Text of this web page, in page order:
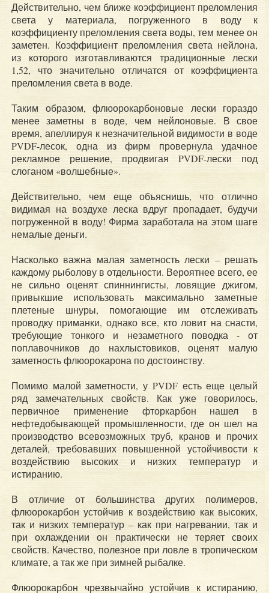
Действительно, чем ближе коэффициент преломления
света у материала, погруженного в воду к
коэффициенту преломления света воды, тем менее он
заметен. Коэффициент преломления света нейлона,
из которого изготавливаются традиционные лески
1,52, что значительно отличатся от коэффициента
преломления света в воде.
Таким образом, флюорокарбоновые лески гораздо
менее заметны в воде, чем нейлоновые. В свое
время, апеллируя к незначительной видимости в воде
PVDF-лесок, одна из фирм провернула удачное
рекламное решение, продвигая PVDF-лески под
слоганом «волшебные».
Действительно, чем еще объяснишь, что отлично
видимая на воздухе леска вдруг пропадает, будучи
погруженной в воду! Фирма заработала на этом шаге
немалые деньги.
Насколько важна малая заметность лески – решать
каждому рыболову в отдельности. Вероятнее всего, ее
не сильно оценят спиннингисты, ловящие джигом,
привыкшие использовать максимально заметные
плетеные шнуры, помогающие им отслеживать
проводку приманки, однако все, кто ловит на снасти,
требующие тонкого и незаметного поводка - от
поплавочников до нахлыстовиков, оценят малую
заметность флюорокарона по достоинству.
Помимо малой заметности, у PVDF есть еще целый
ряд замечательных свойств. Как уже говорилось,
первичное применение фторкарбон нашел в
нефтедобывающей промышленности, где он шел на
производство всевозможных труб, кранов и прочих
деталей, требовавших повышенной устойчивости к
воздействию высоких и низких температур и
истиранию.
В отличие от большинства других полимеров,
флюорокарбон устойчив к воздействию как высоких,
так и низких температур – как при нагревании, так и
при охлаждении он практически не теряет своих
свойств. Качество, полезное при ловле в тропическом
климате, а так же при зимней рыбалке.
Флюорокарбон чрезвычайно устойчив к истиранию,